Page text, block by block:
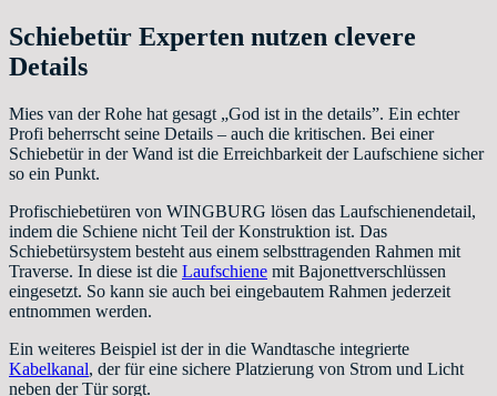
Schiebetür Experten nutzen clevere
Details
Mies van der Rohe hat gesagt „God ist in the details”. Ein echter
Profi beherrscht seine Details – auch die kritischen. Bei einer
Schiebetür in der Wand ist die Erreichbarkeit der Laufschiene sicher
so ein Punkt.
Profischiebetüren von WINGBURG lösen das Laufschienendetail,
indem die Schiene nicht Teil der Konstruktion ist. Das
Schiebetürsystem besteht aus einem selbsttragenden Rahmen mit
Traverse. In diese ist die Laufschiene mit Bajonettverschlüssen
eingesetzt. So kann sie auch bei eingebautem Rahmen jederzeit
entnommen werden.
Ein weiteres Beispiel ist der in die Wandtasche integrierte
Kabelkanal, der für eine sichere Platzierung von Strom und Licht
neben der Tür sorgt.